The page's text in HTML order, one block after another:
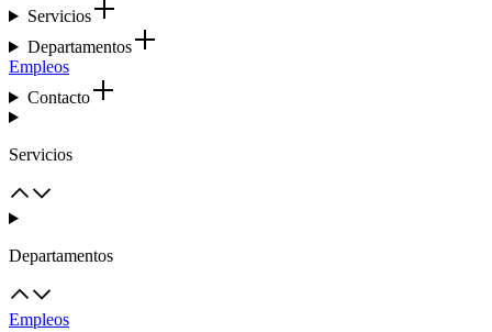
Servicios
Departamentos
Empleos
Contacto
Servicios
Departamentos
Empleos